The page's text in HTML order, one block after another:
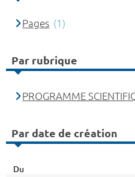
Pages (1)
Par rubrique
PROGRAMME
Par date de création
Du